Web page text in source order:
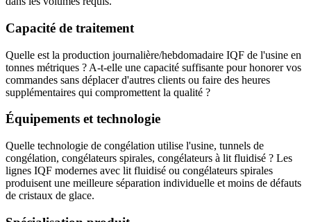
Capacité de traitement
Quelle est la production journalière/hebdomadaire IQF de l'usine en
tonnes métriques ? A-t-elle une capacité suffisante pour honorer vos
commandes sans déplacer d'autres clients ou faire des heures
supplémentaires qui compromettent la qualité ?
Équipements et technologie
Quelle technologie de congélation utilise l'usine, tunnels de
congélation, congélateurs spirales, congélateurs à lit fluidisé ? Les
lignes IQF modernes avec lit fluidisé ou congélateurs spirales
produisent une meilleure séparation individuelle et moins de défauts
de cristaux de glace.